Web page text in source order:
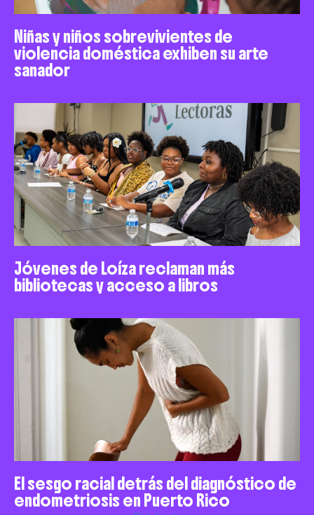
Niñas y niños sobrevivientes de
violencia doméstica exhiben su arte
sanador
Jóvenes de Loíza reclaman más
bibliotecas y acceso a libros
El sesgo racial detrás del diagnóstico de
endometriosis en Puerto Rico